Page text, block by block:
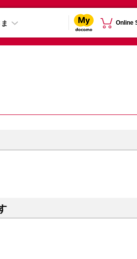
Online